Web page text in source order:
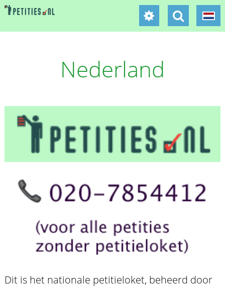
Nederland
Dit is het nationale petitieloket, beheerd door